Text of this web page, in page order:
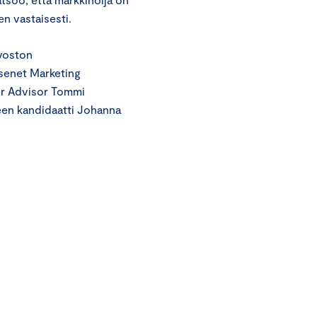
vastaisesti.
Marketing
Advisor Tommi
kandidaatti Johanna